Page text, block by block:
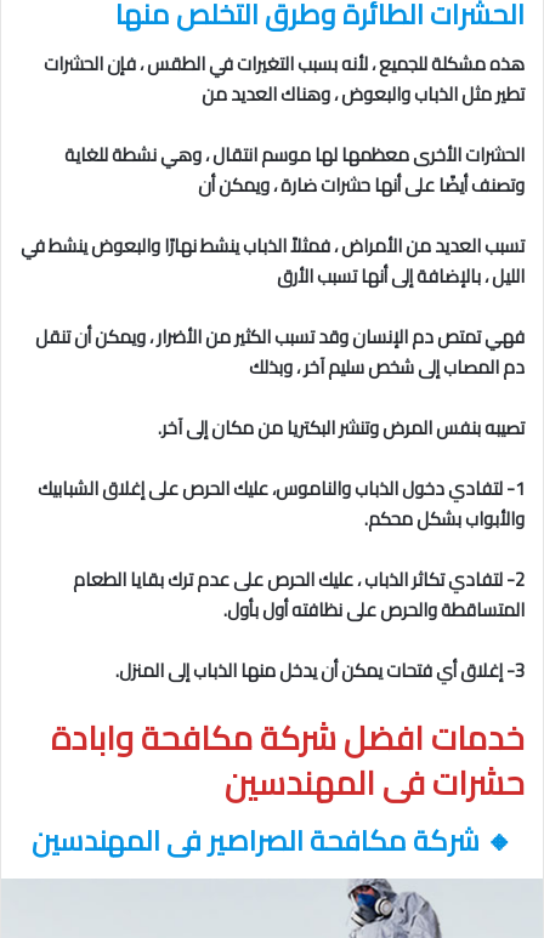
الحشرات الطائرةوطرق التخلص منها
هذه مشكلة للجميع ، لأنه بسبب التغيرات في الطقس ، فإن الحشرات
تطير مثل الذباب والبعوض ، وهناك العديد من
الحشرات الأخرى معظمها لها موسم انتقال ، وهي نشطة للغاية
وتصنف أيضًا على أنها حشرات ضارة ، ويمكن أن
تسبب العديد من الأمراض ، فمثلاً الذباب ينشط نهارًا والبعوض ينشط في
الليل ، بالإضافة إلى أنها تسبب الأرق
فهي تمتص دم الإنسان وقد تسبب الكثير من الأضرار ، ويمكن أن تنقل
دم المصاب إلى شخص سليم آخر ، وبذلك
تصيبه بنفس المرض وتنشر البكتريا من مكان إلى آخر.
1- لتفادي دخول الذباب والناموس، عليك الحرص على إغلاق الشبابيك
والأبواب بشكل محكم.
2- لتفادي تكاثر الذباب ، عليك الحرص على عدم ترك بقايا الطعام
المتساقطة والحرص على نظافته أول بأول.
3- إغلاق أي فتحات يمكن أن يدخل منها الذباب إلى المنزل.
خدمات افضل شركة مكافحة وابادة
حشرات فى المهندسين
🔸 شركة مكافحة الصراصير فى المهندسين